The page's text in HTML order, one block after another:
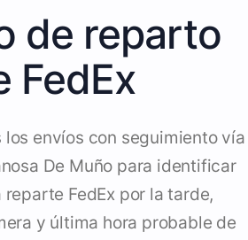
de reparto
FedEx
los envíos con seguimiento vía
De Muño para identificar
reparte FedEx por la tarde,
y última hora probable de